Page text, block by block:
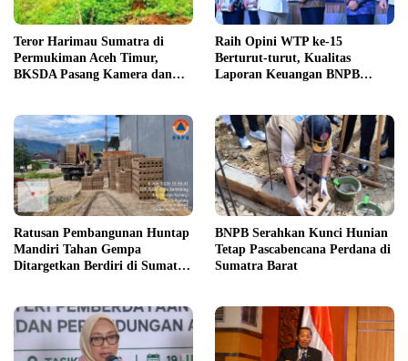
Teror Harimau Sumatra di
Permukiman Aceh Timur,
BKSDA Pasang Kamera dan
Raih Opini WTP ke-15
Berturut-turut, Kualitas
Laporan Keuangan BNPB
Ratusan Pembangunan Huntap
Mandiri Tahan Gempa
Ditargetkan Berdiri di Sumatra
BNPB Serahkan Kunci Hunian
Tetap Pascabencana Perdana di
Sumatra Barat